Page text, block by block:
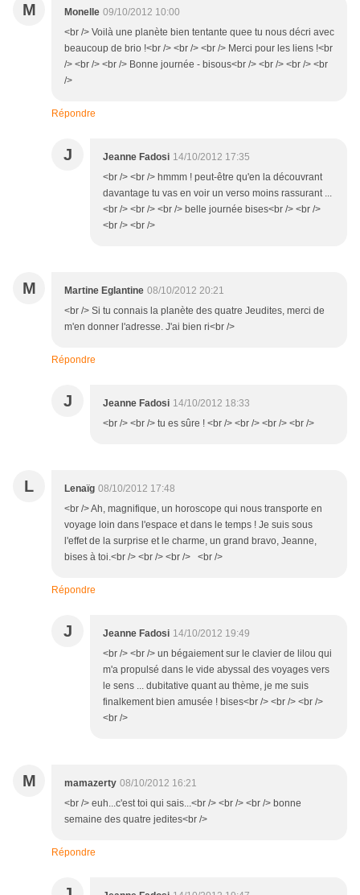
M Monelle 09/10/2012 10:00
<br /> Voilà une planète bien tentante quee tu nous décri avec
beaucoup de brio !<br /> <br /> <br /> Merci pour les liens !<br
/> <br /> <br /> Bonne journée - bisous<br /> <br /> <br /> <br
/>
Répondre
J Jeanne Fadosi 14/10/2012 17:35
<br /> <br /> hmmm ! peut-être qu'en la découvrant
davantage tu vas en voir un verso moins rassurant ...
<br /> <br /> <br /> belle journée bises<br /> <br />
<br /> <br />
M Martine Eglantine 08/10/2012 20:21
<br /> Si tu connais la planète des quatre Jeudites, merci de
m'en donner l'adresse. J'ai bien ri<br />
Répondre
J Jeanne Fadosi 14/10/2012 18:33
<br /> <br /> tu es sûre ! <br /> <br /> <br /> <br />
L Lenaïg 08/10/2012 17:48
<br /> Ah, magnifique, un horoscope qui nous transporte en
voyage loin dans l'espace et dans le temps ! Je suis sous
l'effet de la surprise et le charme, un grand bravo, Jeanne,
bises à toi.<br /> <br /> <br /> <br />
Répondre
J Jeanne Fadosi 14/10/2012 19:49
<br /> <br /> un bégaiement sur le clavier de lilou qui
m'a propulsé dans le vide abyssal des voyages vers
le sens ... dubitative quant au thème, je me suis
finalkement bien amusée ! bises<br /> <br /> <br />
<br />
M mamazerty 08/10/2012 16:21
<br /> euh...c'est toi qui sais...<br /> <br /> <br /> bonne
semaine des quatre jedites<br />
Répondre